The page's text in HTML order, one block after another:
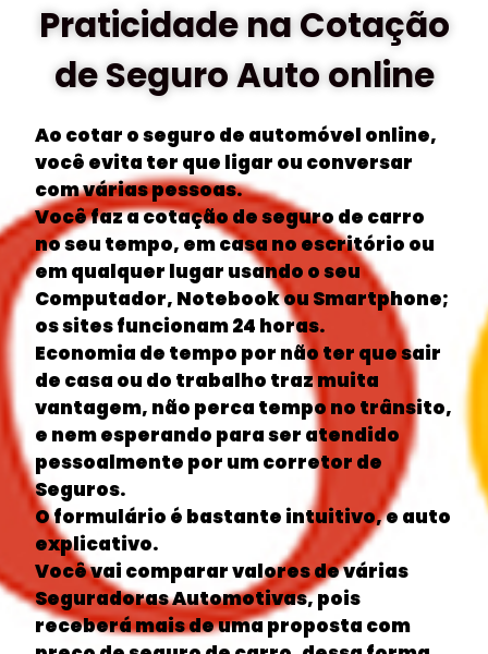
Praticidade na Cotação
de Seguro Auto online
Ao cotar o seguro de automóvel online,
você evita ter que ligar ou conversar
com várias pessoas.
Você faz a cotação de seguro de carro
no seu tempo, em casa no escritório ou
em qualquer lugar usando o seu
Computador, Notebook ou Smartphone;
os sites funcionam 24 horas.
Economia de tempo por não ter que sair
de casa ou do trabalho traz muita
vantagem, não perca tempo no trânsito,
e nem esperando para ser atendido
pessoalmente por um corretor de
Seguros.
O formulário é bastante intuitivo, e auto
explicativo.
Você vai comparar valores de várias
Seguradoras Automotivas, pois
receberá mais de uma proposta com